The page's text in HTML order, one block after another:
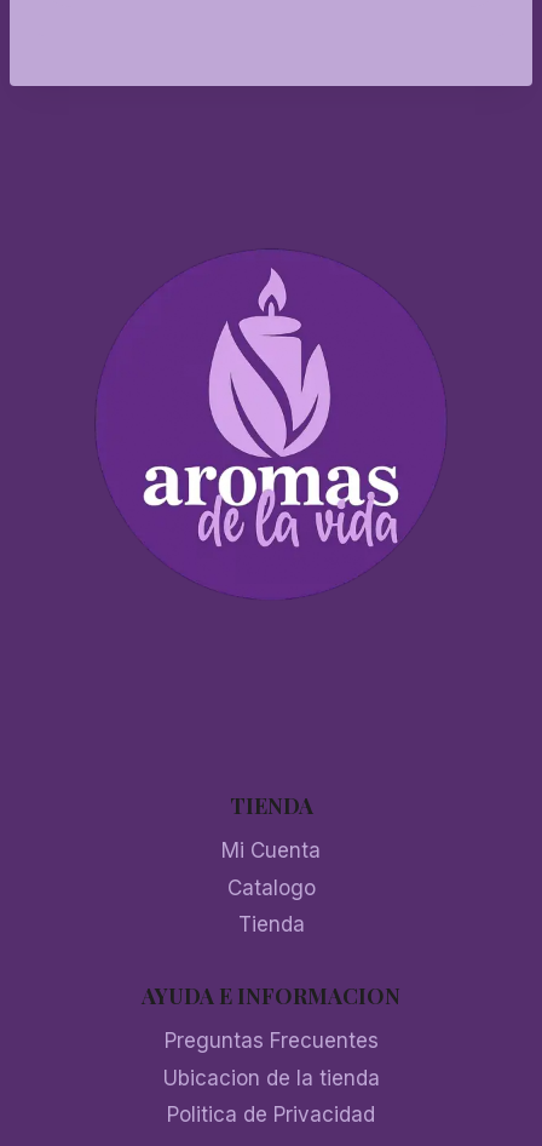
TIENDA
Mi Cuenta
Catalogo
Tienda
AYUDA E INFORMACION
Preguntas Frecuentes
Ubicacion de la tienda
Politica de Privacidad